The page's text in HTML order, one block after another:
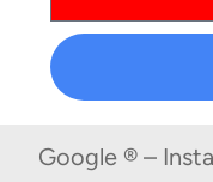
Google ® –